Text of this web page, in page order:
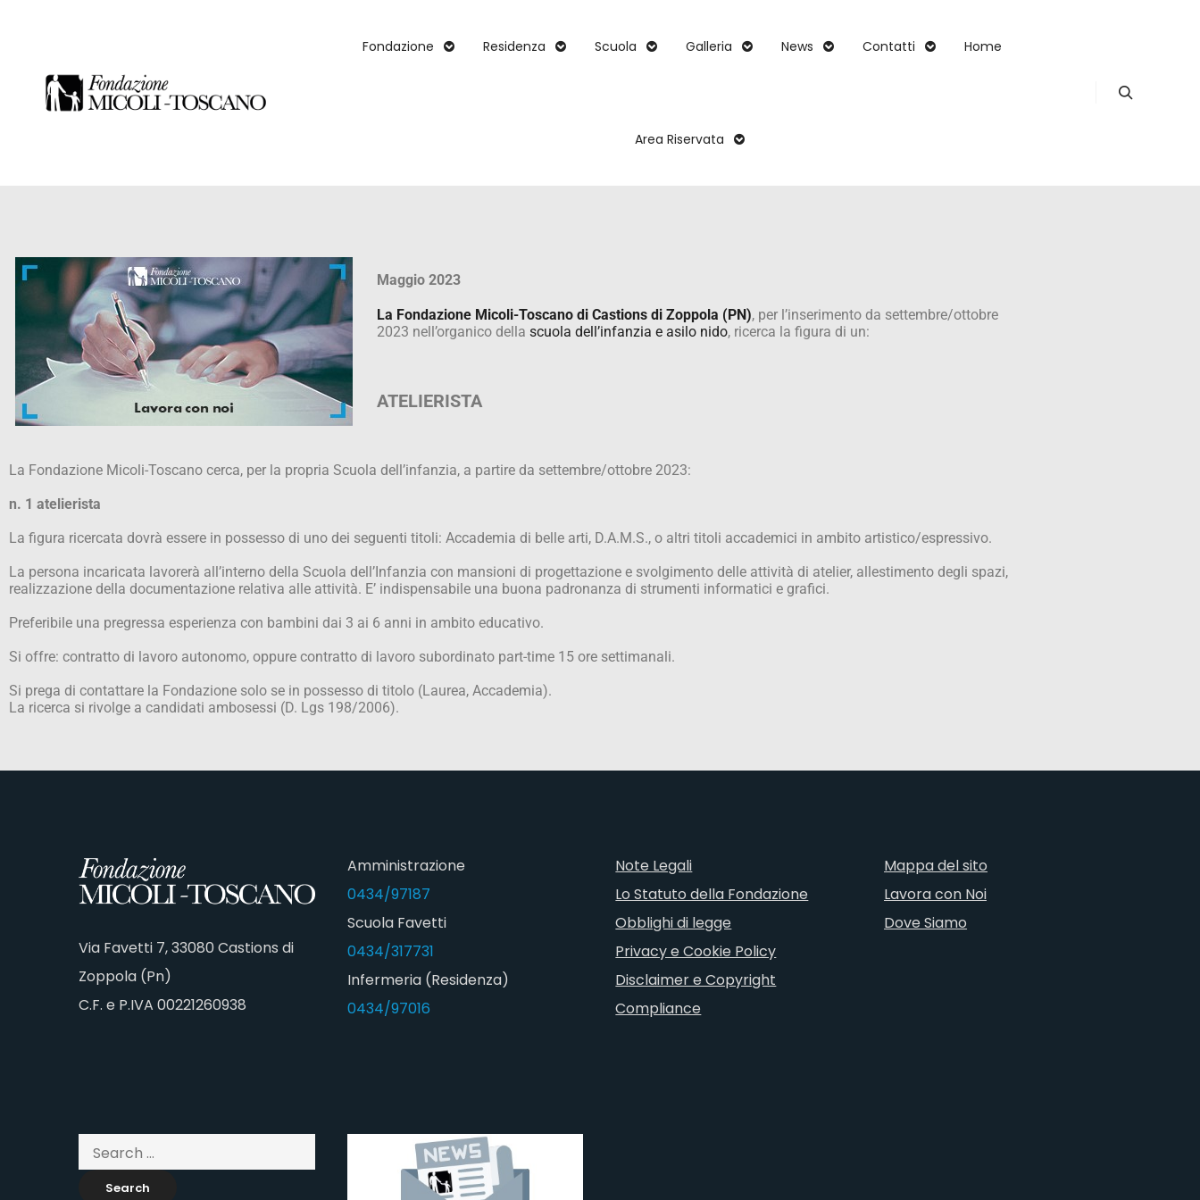
Fondazione Residenza Scuola Galleria News Contatti Home
Area Riservata
Maggio 2023
La Fondazione Micoli-Toscano di Castions di Zoppola (PN), per l’inserimento da settembre/ottobre
2023 nell’organico della scuola dell’infanzia e asilo nido, ricerca la figura di un:
ATELIERISTA
La Fondazione Micoli-Toscano cerca, per la propria Scuola dell’infanzia, a partire da settembre/ottobre 2023:
n. 1 atelierista
La figura ricercata dovrà essere in possesso di uno dei seguenti titoli: Accademia di belle arti, D.A.M.S., o altri titoli accademici in ambito artistico/espressivo.
La persona incaricata lavorerà all’interno della Scuola dell’Infanzia con mansioni di progettazione e svolgimento delle attività di atelier, allestimento degli spazi,
realizzazione della documentazione relativa alle attività. E’ indispensabile una buona padronanza di strumenti informatici e grafici.
Preferibile una pregressa esperienza con bambini dai 3 ai 6 anni in ambito educativo.
Si offre: contratto di lavoro autonomo, oppure contratto di lavoro subordinato part-time 15 ore settimanali.
Si prega di contattare la Fondazione solo se in possesso di titolo (Laurea, Accademia).
La ricerca si rivolge a candidati ambosessi (D. Lgs 198/2006).
Via Favetti 7, 33080 Castions di
Zoppola (Pn)
C.F. e P.IVA 00221260938
Amministrazione
0434/97187
Scuola Favetti
0434/317731
Infermeria (Residenza)
0434/97016
Note Legali
Lo Statuto della Fondazione
Obblighi di legge
Privacy e Cookie Policy
Disclaimer e Copyright
Compliance
Mappa del sito
Lavora con Noi
Dove Siamo